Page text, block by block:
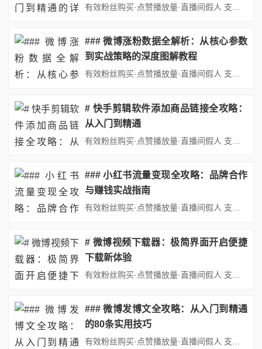
### 微博涨粉数据全解析：从核心参数
到实战策略的深度图解教程
有效粉丝购买·点赞播放量·直播间假人 支持：抖音,快手,小红书,视频号,微博,B站,西瓜头条等各类自媒体平台。自助平台： http://www.fs688.com/ 在社交媒体运营中，微博涨粉数据是衡量账号影响力、内容质量及运营效果的核心指标。对于品牌方、自媒体创作者或个人用户而言，理解数据背后的逻辑并制定针对性策略，是实现粉丝增长与账号价值提升的关键。本文将从基础参...
# 快手剪辑软件添加商品链接全攻略：
从入门到精通
### 小红书流量变现全攻略：品牌合作
与赚钱实战指南
有效粉丝购买·点赞播放量·直播间假人 支持：抖音,快手,小红书,视频号,微博,B站,西瓜头条等各类自媒体平台。自助平台： http://www.fs688.com/ 在社交媒体蓬勃发展的今天，小红书作为国内领先的种草社区平台，凭借其庞大的用户基数、高活跃度及精准的女性消费群体，成为众多品牌与创作者实现流量变现的黄金宝地。无论是初出茅庐的新手博主，还是拥有一定粉丝基础的...
# 微博视频下载器：极简界面开启便捷
下载新体验
### 微博发博文全攻略：从入门到精通
的80条实用技巧
有效粉丝购买·点赞播放量·直播间假人 支持：抖音,快手,小红书,视频号,微博,B站,西瓜头条等各类自媒体平台。自助平台： http://www.fs688.com/ 在信息爆炸十、微博怎么发博文（80条）的时代十、微博怎么发博文（80条），微博作为国内最具影响力的社交媒体平台之一十、微博怎么发博文（80条），已成为个人表达、品牌传播、信息分享的重要渠道。无论是记录生活...